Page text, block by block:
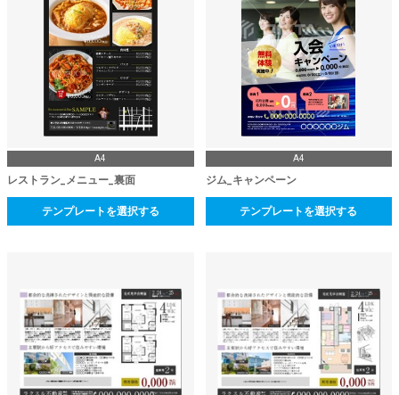
A4
レストラン_メニュー_裏面
テンプレートを選択する
A4
ジム_キャンペーン
テンプレートを選択する